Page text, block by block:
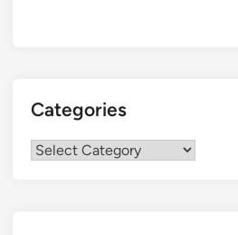
Categories
Categories